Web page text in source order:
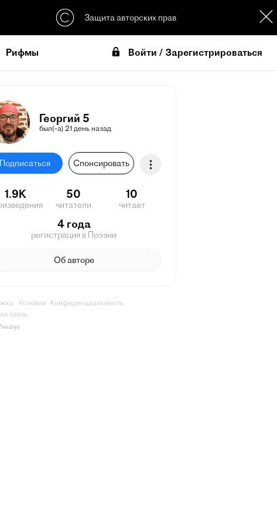
Защита авторских прав
Рифмы Войти / Зарегистрироваться
Георгий 5
был(-а) 21 день назад
Подписаться Спонсировать
1.9K 50
читатели
10
читает
4 года
регистрация в Поэзии
Об авторе
Условия
Конфиденциальность
связь